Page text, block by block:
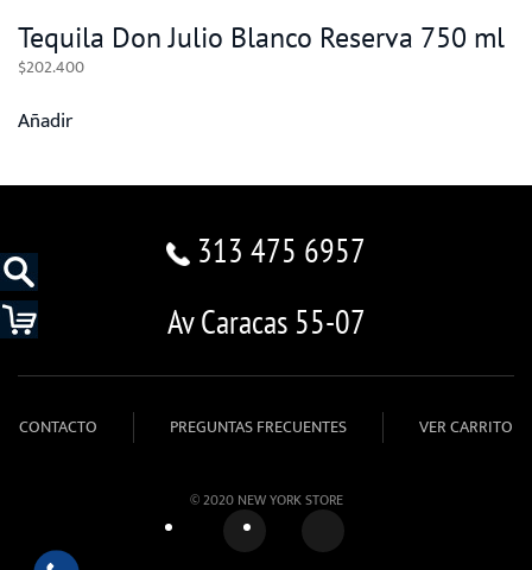
Tequila Don Julio Blanco Reserva 750 ml
$202.400
Añadir
313 475 6957
Av Caracas 55-07
CONTACTO PREGUNTAS FRECUENTES VER CARRITO
© 2020 NEW YORK STORE